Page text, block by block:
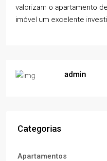
valorizam o apartamento
imóvel um excelente
admin
Categorias
Apartamentos